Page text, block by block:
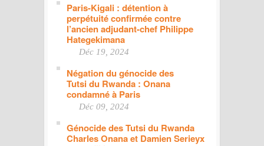
Paris-Kigali : détention à
perpétuité confirmée contre
l’ancien adjudant-chef Philippe
Hategekimana
Déc 19, 2024
Négation du génocide des
Tutsi du Rwanda : Onana
condamné à Paris
Déc 09, 2024
Génocide des Tutsi du Rwanda
Charles Onana et Damien Serieyx